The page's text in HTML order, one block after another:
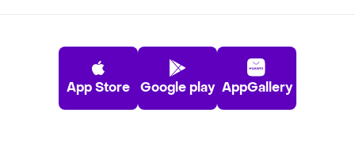
App Store Google play AppGallery